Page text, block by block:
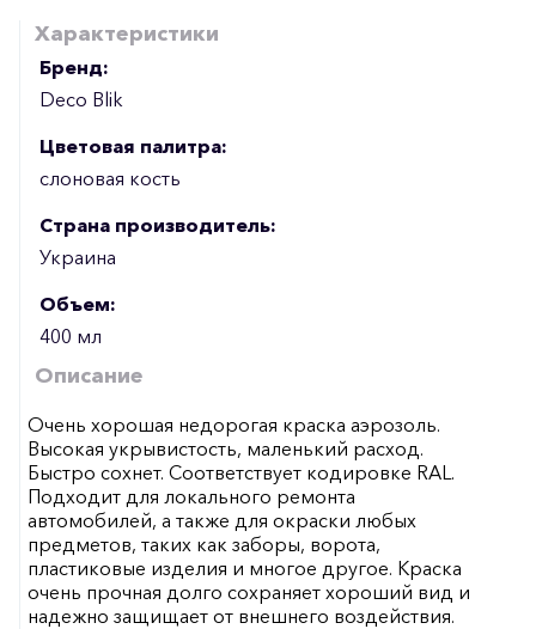
Характеристики
Бренд:
Deco Blik
Цветовая палитра:
слоновая кость
Страна производитель:
Украина
Объем:
400 мл
Описание
Очень хорошая недорогая краска аэрозоль.
Высокая укрывистость, маленький расход.
Быстро сохнет. Соответствует кодировке RAL.
Подходит для локального ремонта
автомобилей, а также для окраски любых
предметов, таких как заборы, ворота,
пластиковые изделия и многое другое. Краска
очень прочная долго сохраняет хороший вид и
надежно защищает от внешнего воздействия.